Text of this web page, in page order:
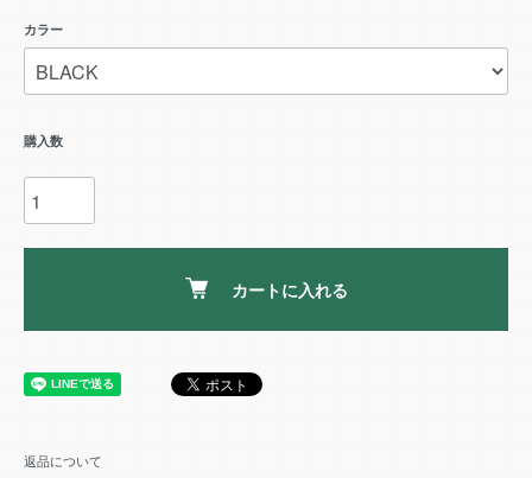
カラー
購入数
カートに入れる
返品について